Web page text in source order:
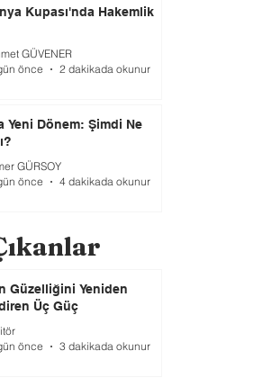
Kupası'nda Hakemlik
GÜVENER
önce
2 dakikada okunur
Yeni Dönem: Şimdi Ne
GÜRSOY
önce
4 dakikada okunur
Güzelliğini Yeniden
Üç Güç
önce
3 dakikada okunur